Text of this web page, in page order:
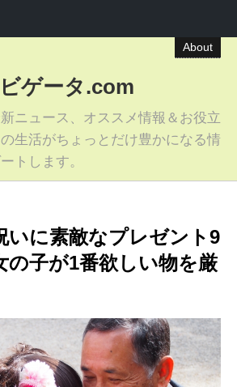
About
ゲータ.com
ニュース、オススメ情報＆お役立
生活がちょっとだけ豊かになる情
トします。
いに素敵なプレゼント9
の子が1番欲しい物を厳